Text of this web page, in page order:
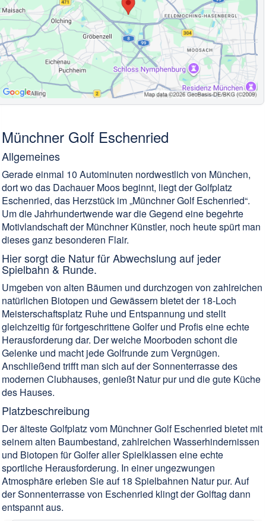
Münchner Golf Eschenried
Allgemeines
Gerade einmal 10 Autominuten nordwestlich von München,
dort wo das Dachauer Moos beginnt, liegt der Golfplatz
Eschenried, das Herzstück im „Münchner Golf Eschenried“.
Um die Jahrhundertwende war die Gegend eine begehrte
Motivlandschaft der Münchner Künstler, noch heute spürt man
dieses ganz besonderen Flair.
Hier sorgt die Natur für Abwechslung auf jeder
Spielbahn & Runde.
Umgeben von alten Bäumen und durchzogen von zahlreichen
natürlichen Biotopen und Gewässern bietet der 18-Loch
Meisterschaftsplatz Ruhe und Entspannung und stellt
gleichzeitig für fortgeschrittene Golfer und Profis eine echte
Herausforderung dar. Der weiche Moorboden schont die
Gelenke und macht jede Golfrunde zum Vergnügen.
Anschließend trifft man sich auf der Sonnenterrasse des
modernen Clubhauses, genießt Natur pur und die gute Küche
des Hauses.
Platzbeschreibung
Der älteste Golfplatz vom Münchner Golf Eschenried bietet mit
seinem alten Baumbestand, zahlreichen Wasserhindernissen
und Biotopen für Golfer aller Spielklassen eine echte
sportliche Herausforderung. In einer ungezwungen
Atmosphäre erleben Sie auf 18 Spielbahnen Natur pur. Auf
der Sonnenterrasse von Eschenried klingt der Golftag dann
entspannt aus.